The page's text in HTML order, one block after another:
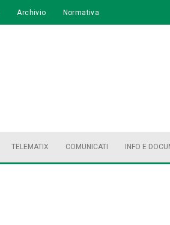
Archivio Normativa
TELEMATIX COMUNICATI INFO E